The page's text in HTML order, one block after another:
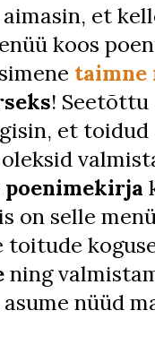
et
koos
taimne
!
et toidud
poenimekirja
on selle
toitude
ning
nüüd